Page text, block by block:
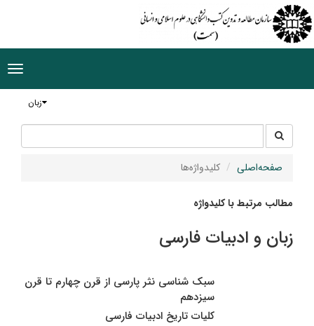
زبان
جستجو
در
سایت
صفحه‌اصلی کلیدواژه‌ها
مطالب مرتبط با کلیدواژه
زبان و ادبیات فارسی
سبک شناسی نثر پارسی از قرن چهارم تا قرن
سیزدهم
کلیات تاریخ ادبیات فارسی